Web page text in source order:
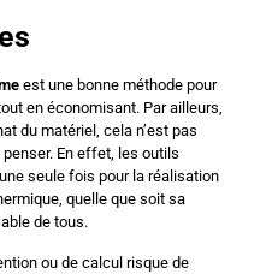
est une bonne méthode pour
en économisant. Par ailleurs,
du matériel, cela n’est pas
En effet, les outils
seule fois pour la réalisation
quelle que soit sa
de tous.
ou de calcul risque de